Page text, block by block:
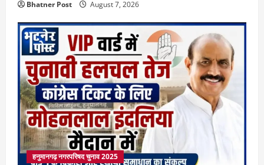
Bhatner Post August 7, 2026
हनुमानगढ़ नगरपरिषद चुनाव 2025